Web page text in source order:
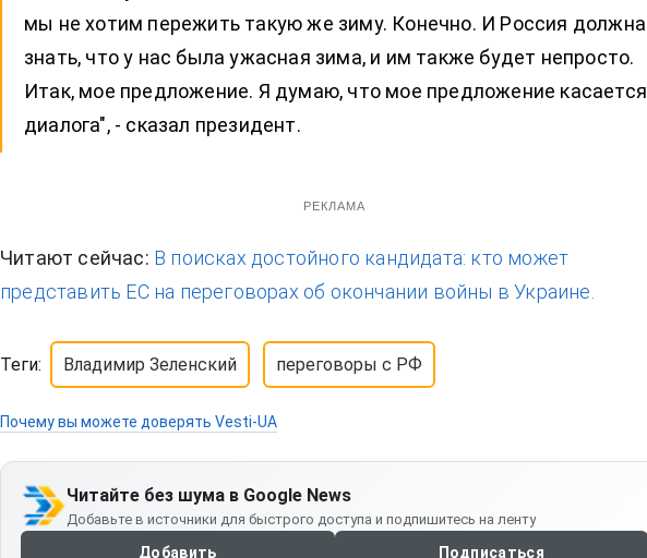
мы не хотим пережить такую же зиму. Конечно. И Россия должна
знать, что у нас была ужасная зима, и им также будет непросто.
Итак, мое предложение. Я думаю, что мое предложение касается
диалога", - сказал президент.
РЕКЛАМА
Читают сейчас: В поисках достойного кандидата: кто может
представить ЕС на переговорах об окончании войны в Украине.
Теги: Владимир Зеленский переговоры с РФ
Почему вы можете доверять Vesti-UA
Читайте без шума в Google News
Добавьте в источники для быстрого доступа и подпишитесь на ленту
Добавить Подписаться